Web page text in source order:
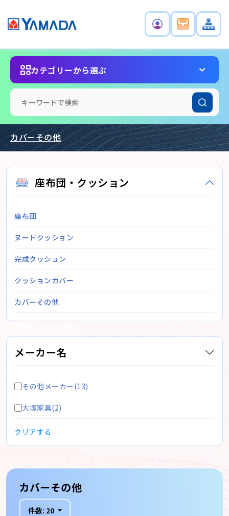
カテゴリーから選ぶ
カバーその他
座布団・クッション
座布団
ヌードクッション
完成クッション
クッションカバー
カバーその他
メーカー名
その他メーカー(13)
大塚家具(2)
クリアする
カバーその他
件数: 20